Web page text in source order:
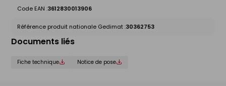
Code EAN :3612830013906
Référence produit nationale Gedimat :30362753
Documents liés
Fiche technique Notice de pose